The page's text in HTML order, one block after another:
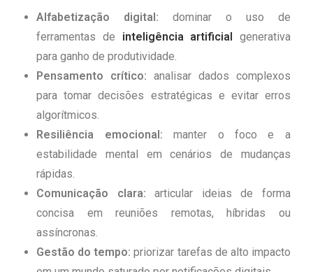
Alfabetização digital: dominar o uso de
ferramentas de inteligência artificial generativa
para ganho de produtividade.
Pensamento crítico: analisar dados complexos
para tomar decisões estratégicas e evitar erros
algorítmicos.
Resiliência emocional: manter o foco e a
estabilidade mental em cenários de mudanças
rápidas.
Comunicação clara: articular ideias de forma
concisa em reuniões remotas, híbridas ou
assíncronas.
Gestão do tempo: priorizar tarefas de alto impacto